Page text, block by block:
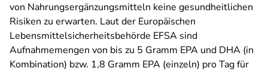
von Nahrungsergänzungsmitteln keine gesundheitlichen
Risiken zu erwarten. Laut der Europäischen
Lebensmittelsicherheitsbehörde EFSA sind
Aufnahmemengen von bis zu 5 Gramm EPA und DHA (in
Kombination) bzw. 1,8 Gramm EPA (einzeln) pro Tag für